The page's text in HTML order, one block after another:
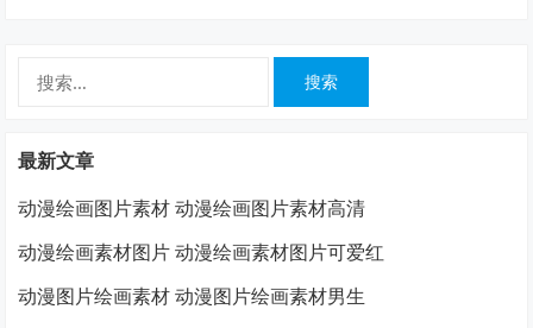
最新文章
动漫绘画图片素材 动漫绘画图片素材高清
动漫绘画素材图片 动漫绘画素材图片可爱红
动漫图片绘画素材 动漫图片绘画素材男生